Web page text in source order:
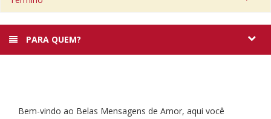
PARA QUEM?
Bem-vindo ao Belas Mensagens de Amor, aqui você